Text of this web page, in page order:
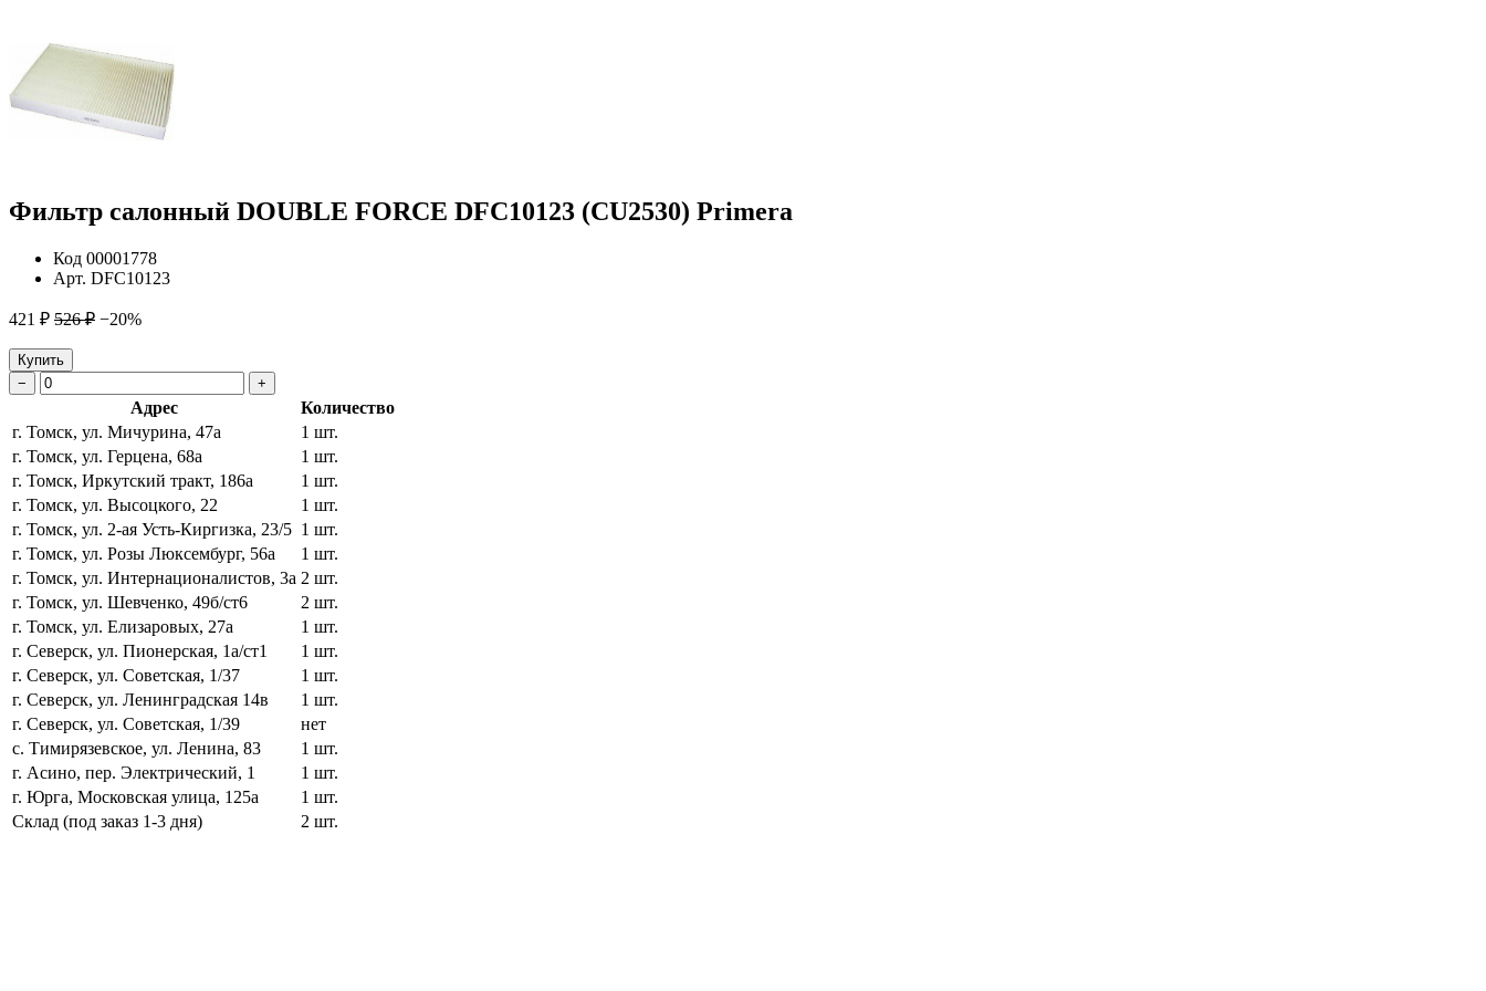
Фильтр салонный DOUBLE FORCE DFC10123 (CU2530) Primera
Код 00001778
Арт. DFC10123
421 ₽ 526 ₽ −20%
Купить
−
+
Адрес
Количество
г. Томск, ул. Мичурина, 47а
1 шт.
г. Томск, ул. Герцена, 68а
1 шт.
г. Томск, Иркутский тракт, 186а
1 шт.
г. Томск, ул. Высоцкого, 22
1 шт.
г. Томск, ул. 2-ая Усть-Киргизка, 23/5 1 шт.
г. Томск, ул. Розы Люксембург, 56а
1 шт.
г. Томск, ул. Интернационалистов, 3а 2 шт.
г. Томск, ул. Шевченко, 49б/ст6
2 шт.
г. Томск, ул. Елизаровых, 27а
1 шт.
г. Северск, ул. Пионерская, 1а/ст1
1 шт.
г. Северск, ул. Советская, 1/37
1 шт.
г. Северск, ул. Ленинградская 14в
1 шт.
г. Северск, ул. Советская, 1/39
нет
с. Тимирязевское, ул. Ленина, 83
1 шт.
г. Асино, пер. Электрический, 1
1 шт.
г. Юрга, Московская улица, 125а
1 шт.
Склад (под заказ 1-3 дня)
2 шт.